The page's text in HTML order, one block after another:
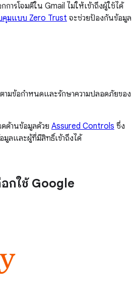
ารโจมตีใน Gmail ไม่ให้เข้าถึงผู้ใช้ได้
คุมแบบ Zero Trust จะช่วยป้องกันข้อมูล
มข้อกำหนดและรักษาความปลอดภัยของ
ด้านข้อมูลด้วย Assured Controls ซึ่ง
ลและผู้ที่มีสิทธิ์เข้าถึงได้
กใช้ Google